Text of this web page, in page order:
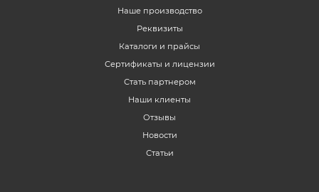
Наше производство
Реквизиты
Каталоги и прайсы
Сертификаты и лицензии
Стать партнером
Наши клиенты
Отзывы
Новости
Статьи